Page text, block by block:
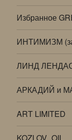
Избранное
ИНТИМИЗМ
ЛИНД
АРКАДИЙ и
ART LIMITED